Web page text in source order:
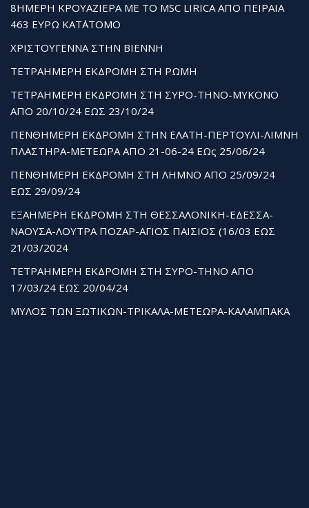
8ΗΜΕΡΗ ΚΡΟΥΑΖΙΕΡΑ ΜΕ ΤΟ MSC LIRICA ΑΠΟ ΠΕΙΡΑΙΑ
463 ΕΥΡΩ ΚΑΤ΄ΑΤΟΜΟ
ΧΡΙΣΤΟΥΓΕΝΝΑ ΣΤΗΝ ΒΙΕΝΝΗ
ΤΕΤΡΑΗΜΕΡΗ ΕΚΔΡΟΜΗ ΣΤΗ ΡΩΜΗ
ΤΕΤΡΑΗΜΕΡΗ ΕΚΔΡΟΜΗ ΣΤΗ ΣΥΡΟ-ΤΗΝΟ-ΜΥΚΟΝΟ
ΑΠΟ 20/10/24 ΕΩΣ 23/10/24
ΠΕΝΘΗΜΕΡΗ ΕΚΔΡΟΜΗ ΣΤΗΝ ΕΛΑΤΗ-ΠΕΡΤΟΥΛΙ-ΛΙΜΝΗ
ΠΛΑΣΤΗΡΑ-ΜΕΤΕΩΡΑ ΑΠΟ 21-06-24 ΕΩς 25/06/24
ΠΕΝΘΗΜΕΡΗ ΕΚΔΡΟΜΗ ΣΤΗ ΛΗΜΝΟ ΑΠΟ 25/09/24
ΕΩΣ 29/09/24
ΕΞΑΗΜΕΡΗ ΕΚΔΡΟΜΗ ΣΤΗ ΘΕΣΣΑΛΟΝΙΚΗ-ΕΔΕΣΣΑ-
ΝΑΟΥΣΑ-ΛΟΥΤΡΑ ΠΟΖΑΡ-ΑΓΙΟΣ ΠΑΙΣΙΟΣ (16/03 ΕΩΣ
21/03/2024
ΤΕΤΡΑΗΜΕΡΗ ΕΚΔΡΟΜΗ ΣΤΗ ΣΥΡΟ-ΤΗΝΟ ΑΠΟ
17/03/24 ΕΩΣ 20/04/24
ΜΥΛΟΣ ΤΩΝ ΞΩΤΙΚΩΝ-ΤΡΙΚΑΛΑ-ΜΕΤΕΩΡΑ-ΚΑΛΑΜΠΑΚΑ